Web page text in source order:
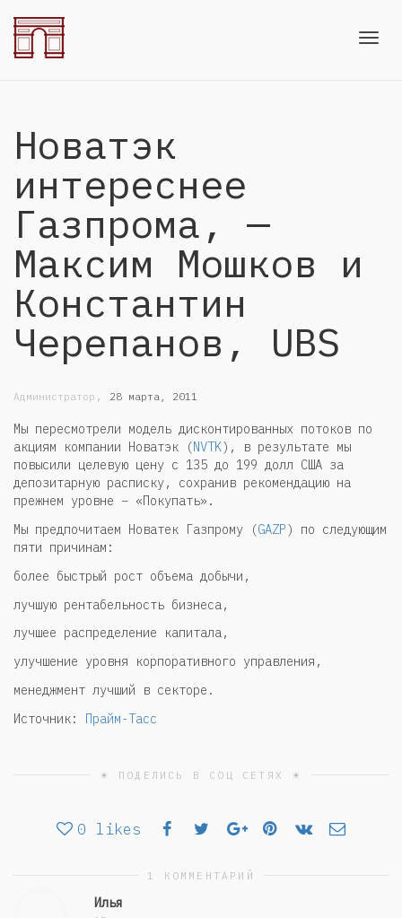
Новатэк
интереснее
Газпрома, —
Максим Мошков и
Константин
Черепанов, UBS
Администратор , 28 марта, 2011
Мы пересмотрели модель дисконтированных потоков по
акциям компании Новатэк (NVTK), в результате мы
повысили целевую цену с 135 до 199 долл США за
депозитарную расписку, сохранив рекомендацию на
прежнем уровне – «Покупать».
Мы предпочитаем Новатек Газпрому (GAZP) по следующим
пяти причинам:
более быстрый рост объема добычи,
лучшую рентабельность бизнеса,
лучшее распределение капитала,
улучшение уровня корпоративного управления,
менеджмент лучший в секторе.
Источник: Прайм-Тасс
☀ ПОДЕЛИСЬ В СОЦ СЕТЯХ ☀
0 likes
1 КОММЕНТАРИЙ
Илья